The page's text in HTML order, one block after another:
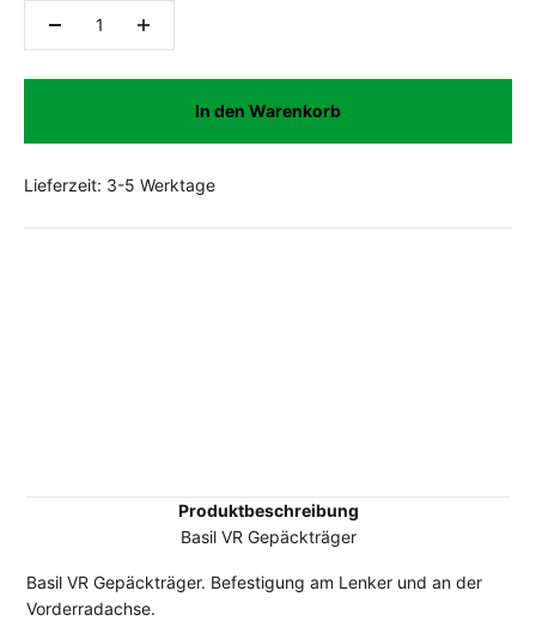
In den Warenkorb
Lieferzeit: 3-5 Werktage
Produktbeschreibung
Basil VR Gepäckträger
Basil VR Gepäckträger. Befestigung am Lenker und an der
Vorderradachse.